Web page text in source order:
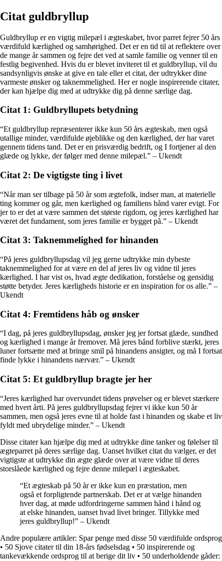
Citat guldbryllup
Guldbryllup er en vigtig milepæl i ægteskabet, hvor parret fejrer 50 års
værdifuld kærlighed og samhørighed. Det er en tid til at reflektere over
de mange år sammen og fejre det ved at samle familie og venner til en
festlig begivenhed. Hvis du er blevet inviteret til et guldbryllup, vil du
sandsynligvis ønske at give en tale eller et citat, der udtrykker dine
varmeste ønsker og taknemmelighed. Her er nogle inspirerende citater,
der kan hjælpe dig med at udtrykke dig på denne særlige dag.
Citat 1: Guldbryllupets betydning
“Et guldbryllup repræsenterer ikke kun 50 års ægteskab, men også
utallige minder, værdifulde øjeblikke og den kærlighed, der har varet
gennem tidens tand. Det er en prisværdig bedrift, og I fortjener al den
glæde og lykke, der følger med denne milepæl.” – Ukendt
Citat 2: De vigtigste ting i livet
“Når man ser tilbage på 50 år som ægtefolk, indser man, at materielle
ting kommer og går, men kærlighed og familiens bånd varer evigt. For
jer to er det at være sammen det største rigdom, og jeres kærlighed har
været det fundament, som jeres familie er bygget på.” – Ukendt
Citat 3: Taknemmelighed for hinanden
“På jeres guldbryllupsdag vil jeg gerne udtrykke min dybeste
taknemmelighed for at være en del af jeres liv og vidne til jeres
kærlighed. I har vist os, hvad ægte dedikation, forståelse og gensidig
støtte betyder. Jeres kærligheds historie er en inspiration for os alle.” –
Ukendt
Citat 4: Fremtidens håb og ønsker
“I dag, på jeres guldbryllupsdag, ønsker jeg jer fortsat glæde, sundhed
og kærlighed i mange år fremover. Må jeres bånd forblive stærkt, jeres
luner fortsætte med at bringe smil på hinandens ansigter, og må I fortsat
finde lykke i hinandens nærvær.” – Ukendt
Citat 5: Et guldbryllup bragte jer her
“Jeres kærlighed har overvundet tidens prøvelser og er blevet stærkere
med hvert årti. På jeres guldbryllupsdag fejrer vi ikke kun 50 år
sammen, men også jeres evne til at holde fast i hinanden og skabe et liv
fyldt med ubrydelige minder.” – Ukendt
Disse citater kan hjælpe dig med at udtrykke dine tanker og følelser til
ægteparret på deres særlige dag. Uanset hvilket citat du vælger, er det
vigtigste at udtrykke din ægte glæde over at være vidne til deres
storslåede kærlighed og fejre denne milepæl i ægteskabet.
“Et ægteskab på 50 år er ikke kun en præstation, men
også et forpligtende partnerskab. Det er at vælge hinanden
hver dag, at møde udfordringerne sammen hånd i hånd og
at elske hinanden, uanset hvad livet bringer. Tillykke med
jeres guldbryllup!” – Ukendt
Andre populære artikler: Spar penge med disse 50 værdifulde ordsprog
• 50 Sjove citater til din 18-års fødselsdag • 50 inspirerende og
tankevækkende ordsprog til at berige dit liv • 50 underholdende gåder: